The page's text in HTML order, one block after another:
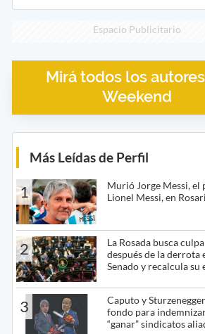
Espacio Publicitario
Mirá todos los
Weekend
Más Leídas de Perfil
1
Murió Jorge Messi, el
Lionel Messi, en
2
La Rosada busca
después de la derrota
Senado y recalcula su
3
Caputo y
fondo para
“ganar” sindicatos